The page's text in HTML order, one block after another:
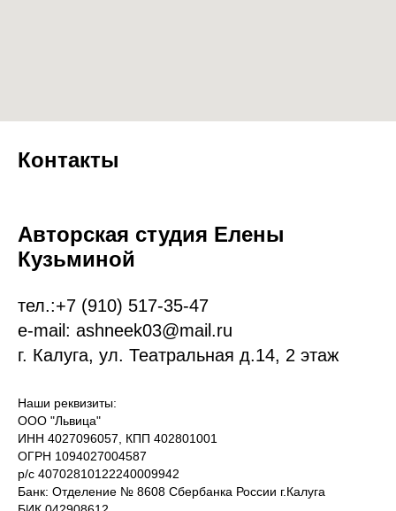
Контакты
Авторская студия Елены
Кузьминой
тел.:+7 (910) 517-35-47
e-mail: ashneek03@mail.ru
г. Калуга, ул. Театральная д.14, 2 этаж
Наши реквизиты:
ООО "Львица"
ИНН 4027096057, КПП 402801001
ОГРН 1094027004587
р/с 40702810122240009942
Банк: Отделение № 8608 Сбербанка России г.Калуга